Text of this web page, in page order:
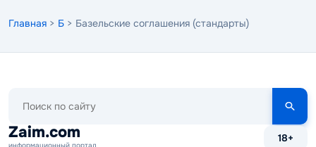
Главная > Б > Базельские соглашения (стандарты)
сайту
Zaim.com 18+